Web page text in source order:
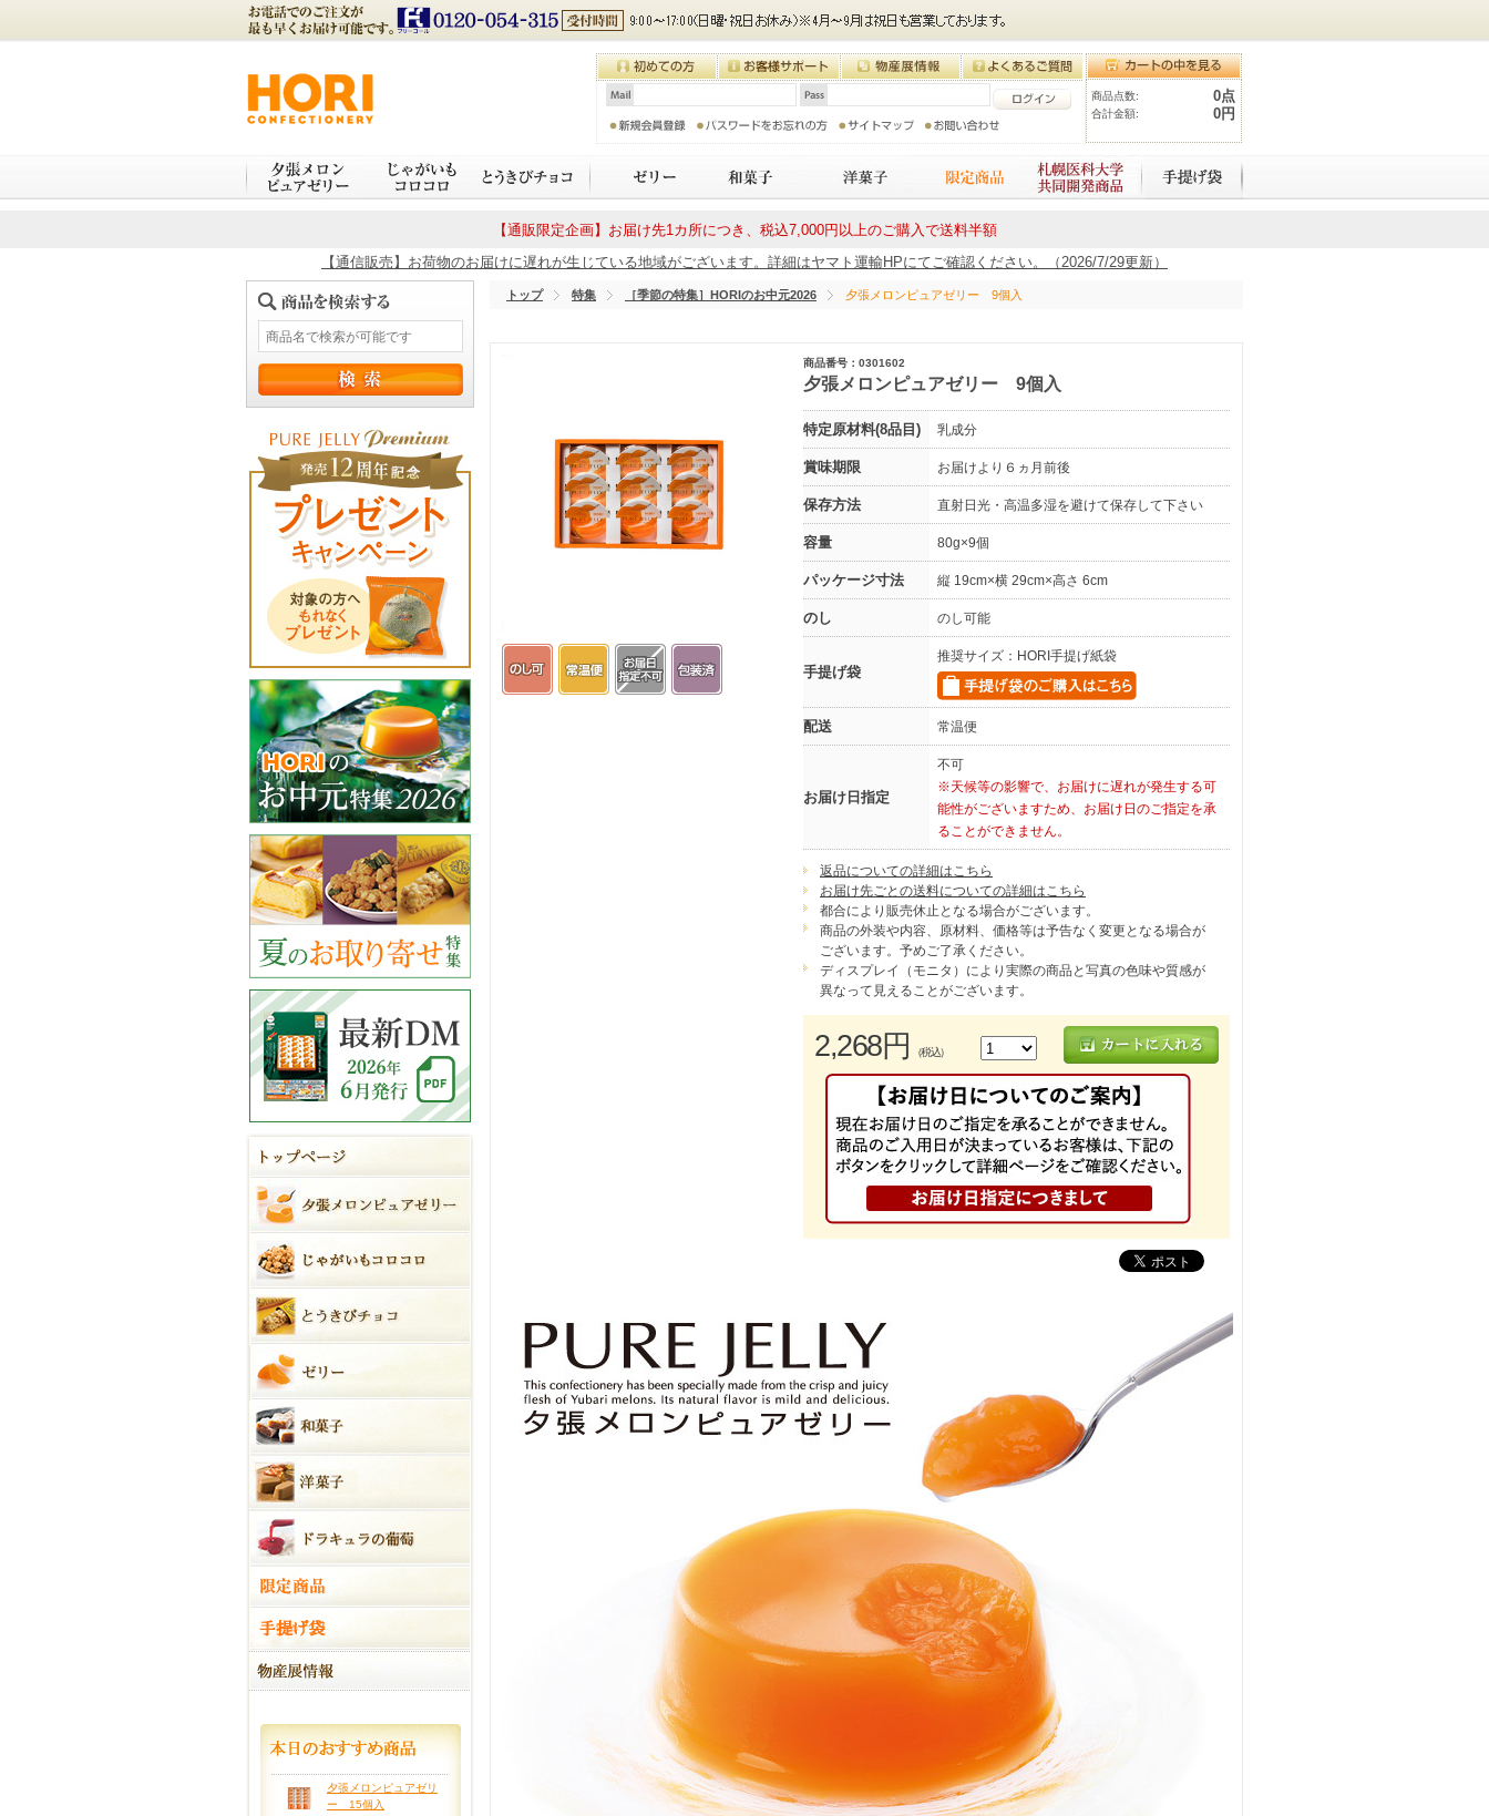
商品点数: 0点
合計金額: 0円
【通販限定企画】お届け先1カ所につき、税込7,000円以上のご購入で送料半額
【通信販売】お荷物のお届けに遅れが生じている地域がございます。詳細はヤマト運輸HPにてご確認ください。（2026/7/29更新）
夕張メロンピュアゼリ
ー 15個入
トップ 特集 ［季節の特集］HORIのお中元2026 夕張メロンピュアゼリー 9個入
商品番号：0301602
夕張メロンピュアゼリー 9個入
特定原材料(8品目) 乳成分
賞味期限 お届けより６ヵ月前後
保存方法 直射日光・高温多湿を避けて保存して下さい
容量 80g×9個
パッケージ寸法 縦 19cm×横 29cm×高さ 6cm
のし のし可能
手提げ袋
推奨サイズ：HORI手提げ紙袋
配送 常温便
お届け日指定
不可
※天候等の影響で、お届けに遅れが発生する可
能性がございますため、お届け日のご指定を承
ることができません。
返品についての詳細はこちら
お届け先ごとの送料についての詳細はこちら
都合により販売休止となる場合がございます。
商品の外装や内容、原材料、価格等は予告なく変更となる場合が
ございます。予めご了承ください。
ディスプレイ（モニタ）により実際の商品と写真の色味や質感が
異なって見えることがございます。
2,268円 （税込）